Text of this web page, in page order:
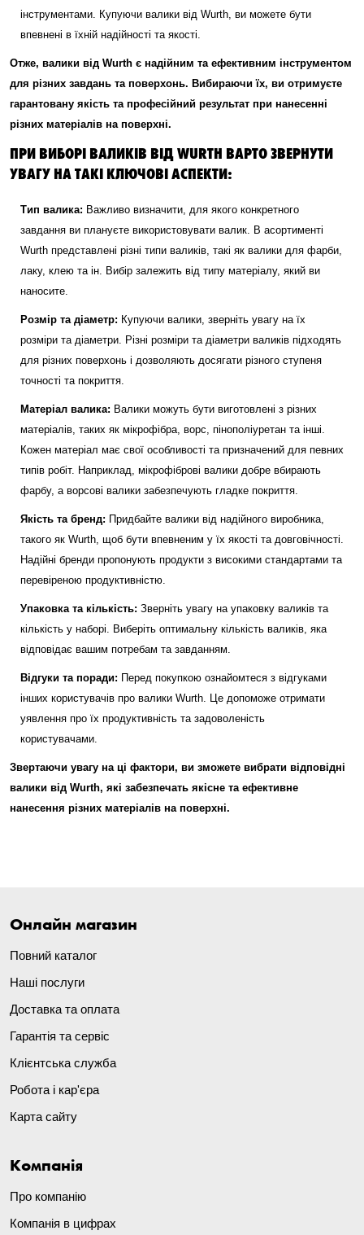
інструментами. Купуючи валики від Wurth, ви можете бути
впевнені в їхній надійності та якості.
Отже, валики від Wurth є надійним та ефективним інструментом
для різних завдань та поверхонь. Вибираючи їх, ви отримуєте
гарантовану якість та професійний результат при нанесенні
різних матеріалів на поверхні.
ПРИ ВИБОРІ ВАЛИКІВ ВІД WURTH ВАРТО ЗВЕРНУТИ
УВАГУ НА ТАКІ КЛЮЧОВІ АСПЕКТИ:
Тип валика: Важливо визначити, для якого конкретного
завдання ви плануєте використовувати валик. В асортименті
Wurth представлені різні типи валиків, такі як валики для фарби,
лаку, клею та ін. Вибір залежить від типу матеріалу, який ви
наносите.
Розмір та діаметр: Купуючи валики, зверніть увагу на їх
розміри та діаметри. Різні розміри та діаметри валиків підходять
для різних поверхонь і дозволяють досягати різного ступеня
точності та покриття.
Матеріал валика: Валики можуть бути виготовлені з різних
матеріалів, таких як мікрофібра, ворс, пінополіуретан та інші.
Кожен матеріал має свої особливості та призначений для певних
типів робіт. Наприклад, мікрофіброві валики добре вбирають
фарбу, а ворсові валики забезпечують гладке покриття.
Якість та бренд: Придбайте валики від надійного виробника,
такого як Wurth, щоб бути впевненим у їх якості та довговічності.
Надійні бренди пропонують продукти з високими стандартами та
перевіреною продуктивністю.
Упаковка та кількість: Зверніть увагу на упаковку валиків та
кількість у наборі. Виберіть оптимальну кількість валиків, яка
відповідає вашим потребам та завданням.
Відгуки та поради: Перед покупкою ознайомтеся з відгуками
інших користувачів про валики Wurth. Це допоможе отримати
уявлення про їх продуктивність та задоволеність
користувачами.
Звертаючи увагу на ці фактори, ви зможете вибрати відповідні
валики від Wurth, які забезпечать якісне та ефективне
нанесення різних матеріалів на поверхні.
Онлайн магазин
Повний каталог
Наші послуги
Доставка та оплата
Гарантія та сервіс
Клієнтська служба
Робота і кар'єра
Карта сайту
Компанія
Про компанію
Компанія в цифрах